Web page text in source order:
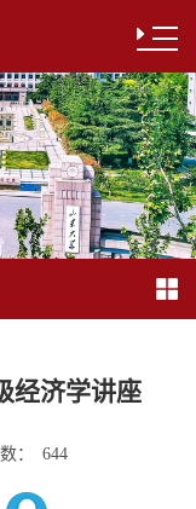
经济学讲座
： 644